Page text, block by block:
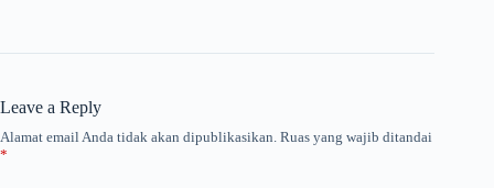
Leave a Reply
Alamat email Anda tidak akan dipublikasikan. Ruas yang wajib ditandai
*